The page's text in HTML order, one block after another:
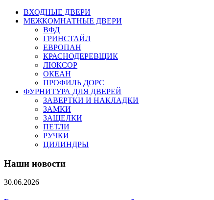
ВХОДНЫЕ ДВЕРИ
МЕЖКОМНАТНЫЕ ДВЕРИ
ВФД
ГРИНСТАЙЛ
ЕВРОПАН
КРАСНОДЕРЕВЩИК
ЛЮКСОР
ОКЕАН
ПРОФИЛЬ ДОРС
ФУРНИТУРА ДЛЯ ДВЕРЕЙ
ЗАВЕРТКИ И НАКЛАДКИ
ЗАМКИ
ЗАЩЕЛКИ
ПЕТЛИ
РУЧКИ
ЦИЛИНДРЫ
Наши новости
30.06.2026